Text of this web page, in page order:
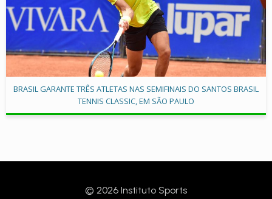
BRASIL GARANTE TRÊS ATLETAS NAS SEMIFINAIS DO SANTOS BRASIL
TENNIS CLASSIC, EM SÃO PAULO
© 2026 Instituto Sports